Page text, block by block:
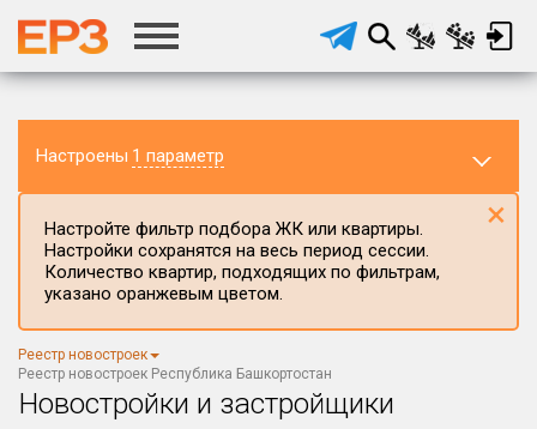
Настроены 1 параметр
Республика Башкортостан
Район в регионе
Настройте фильтр подбора ЖК или квартиры.
Настройки сохранятся на весь период сессии.
Количество квартир, подходящих по фильтрам,
указано оранжевым цветом.
×
Реестр новостроек
Реестр новостроек Республика Башкортостан
Новостройки и застройщики